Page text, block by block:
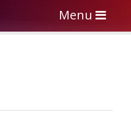
Toggle
navigation
Menu